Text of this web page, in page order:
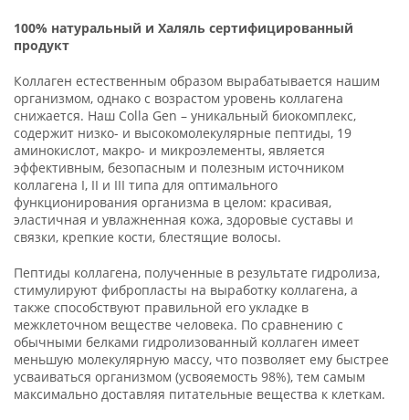
100% натуральный и Халяль сертифицированный
продукт
Коллаген естественным образом вырабатывается нашим
организмом, однако с возрастом уровень коллагена
снижается. Наш Colla Gen – уникальный биокомплекс,
содержит низко- и высокомолекулярные пептиды, 19
аминокислот, макро- и микроэлементы, является
эффективным, безопасным и полезным источником
коллагена I, II и III типа для оптимального
функционирования организма в целом: красивая,
эластичная и увлажненная кожа, здоровые суставы и
связки, крепкие кости, блестящие волосы.
Пептиды коллагена, полученные в результате гидролиза,
стимулируют фибропласты на выработку коллагена, а
также способствуют правильной его укладке в
межклеточном веществе человека. По сравнению с
обычными белками гидролизованный коллаген имеет
меньшую молекулярную массу, что позволяет ему быстрее
усваиваться организмом (усвояемость 98%), тем самым
максимально доставляя питательные вещества к клеткам.